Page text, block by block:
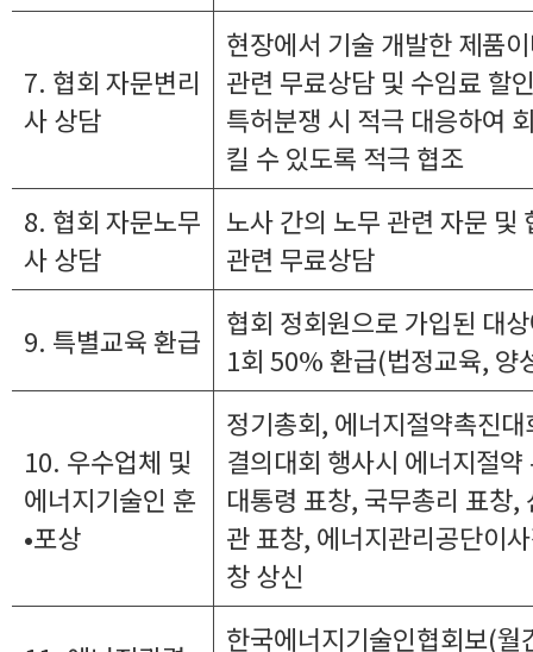
7. 협회 자문변리
사 상담
현장에서 기술 개발한 제품
관련 무료상담 및 수임료 할
특허분쟁 시 적극 대응하여
킬 수 있도록 적극 협조
8. 협회 자문노무
사 상담
노사 간의 노무 관련 자문 및
관련 무료상담
9. 특별교육 환급
협회 정회원으로 가입된 대
1회 50% 환급(법정교육, 양
10. 우수업체 및
에너지기술인 훈
•포상
정기총회, 에너지절약촉진
결의대회 행사시 에너지절
대통령 표창, 국무총리 표창,
관 표창, 에너지관리공단이
창 상신
한국에너지기술인협회보(월